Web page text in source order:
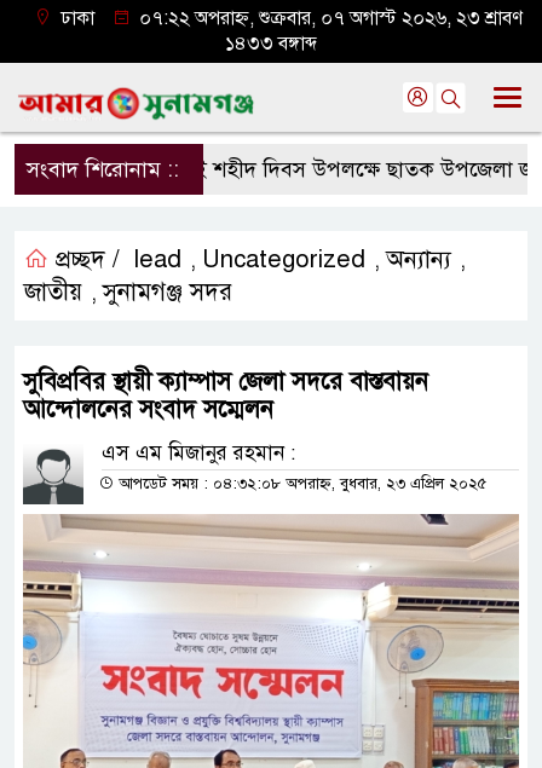
ঢাকা
০৭:২২ অপরাহ্ন, শুক্রবার, ০৭ অগাস্ট ২০২৬, ২৩ শ্রাবণ
১৪৩৩ বঙ্গাব্দ
সংবাদ শিরোনাম ::জুলাই শহীদ দিবস উপলক্ষে ছাতক উপজেলা
প্রচ্ছদ / lead , Uncategorized ,অন্যান্য ,
জাতীয় ,সুনামগঞ্জ সদর
সুবিপ্রবির স্থায়ী ক্যাম্পাস জেলা সদরে বাস্তবায়ন
আন্দোলনের সংবাদ সম্মেলন
এস এম মিজানুর রহমান :
আপডেট সময় : ০৪:৩২:০৮ অপরাহ্ন, বুধবার, ২৩ এপ্রিল ২০২৫